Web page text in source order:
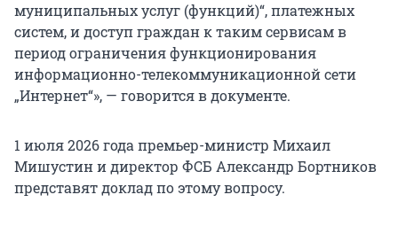
муниципальных услуг (функций)“, платежных
систем, и доступ граждан к таким сервисам в
период ограничения функционирования
информационно-телекоммуникационной сети
„Интернет“», — говорится в документе.
1 июля 2026 года премьер-министр Михаил
Мишустин и директор ФСБ Александр Бортников
представят доклад по этому вопросу.